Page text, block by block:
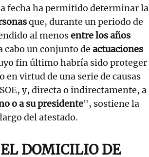
fecha ha permitido determinar la
que, durante un periodo de
al menosentre los años
cabo un conjunto de actuaciones
fin último habría sido proteger
en virtud de una serie de causas
y, directa o indirectamente, a
o a su presidente", sostiene la
del atestado.
DOMICILIO DE